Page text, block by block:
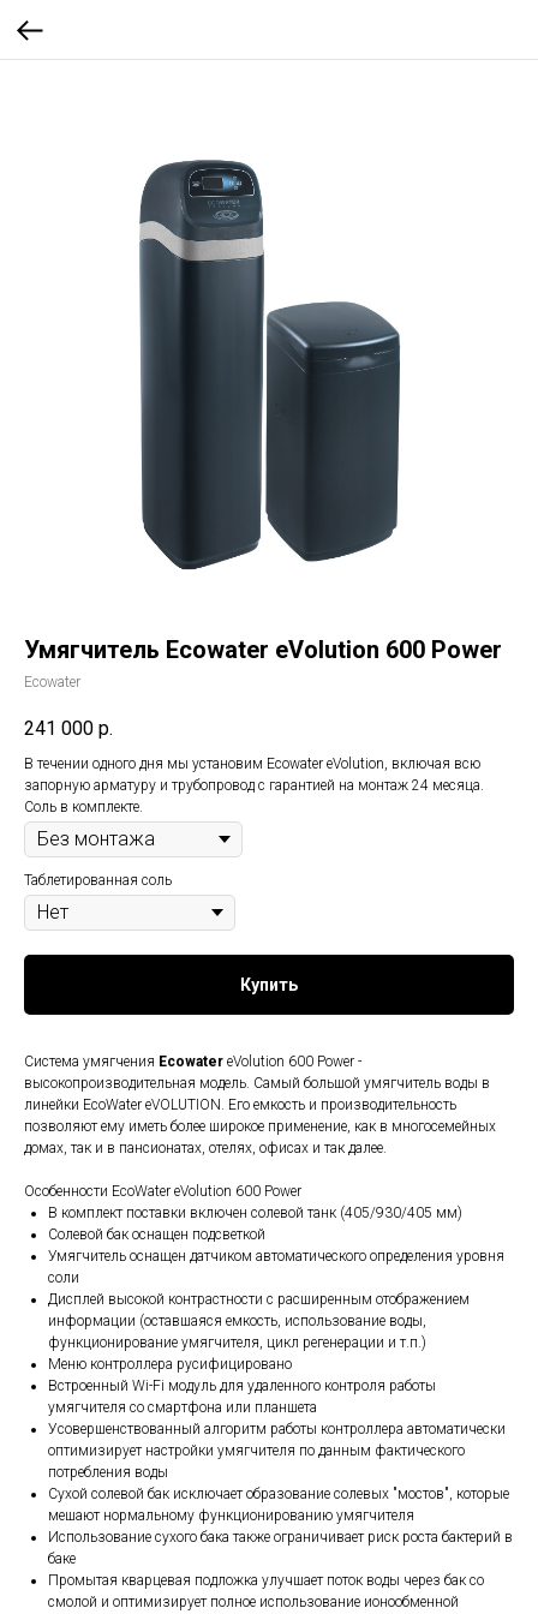
Умягчитель Ecowater eVolution 600 Power
Ecowater
241 000 р.
В течении одного дня мы установим Ecowater eVolution, включая всю
запорную арматуру и трубопровод с гарантией на монтаж 24 месяца.
Соль в комплекте.
Таблетированная соль
Купить
Система умягчения Ecowater eVolution 600 Power -
высокопроизводительная модель. Самый большой умягчитель воды в
линейки EcoWater eVOLUTION. Его емкость и производительность
позволяют ему иметь более широкое применение, как в многосемейных
домах, так и в пансионатах, отелях, офисах и так далее.
Особенности EcoWater eVolution 600 Power
В комплект поставки включен солевой танк (405/930/405 мм)
Солевой бак оснащен подсветкой
Умягчитель оснащен датчиком автоматического определения уровня
соли
Дисплей высокой контрастности с расширенным отображением
информации (оставшаяся емкость, использование воды,
функционирование умягчителя, цикл регенерации и т.п.)
Меню контроллера русифицировано
Встроенный Wi-Fi модуль для удаленного контроля работы
умягчителя со смартфона или планшета
Усовершенствованный алгоритм работы контроллера автоматически
оптимизирует настройки умягчителя по данным фактического
потребления воды
Сухой солевой бак исключает образование солевых "мостов", которые
мешают нормальному функционированию умягчителя
Использование сухого бака также ограничивает риск роста бактерий в
баке
Промытая кварцевая подложка улучшает поток воды через бак со
смолой и оптимизирует полное использование ионообменной